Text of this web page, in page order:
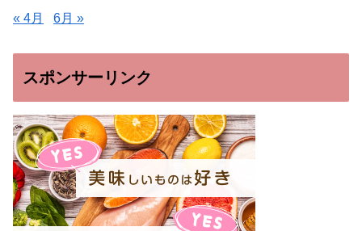
« 4月 6月 »
スポンサーリンク